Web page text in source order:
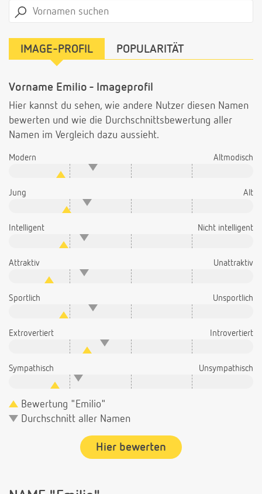
IMAGE-PROFIL POPULARITÄT
Vorname Emilio - Imageprofil
Hier kannst du sehen, wie andere Nutzer diesen Namen
bewerten und wie die Durchschnittsbewertung aller
Namen im Vergleich dazu aussieht.
Modern Altmodisch
Jung Alt
Intelligent Nicht intelligent
Attraktiv Unattraktiv
Sportlich Unsportlich
Extrovertiert Introvertiert
Sympathisch Unsympathisch
Bewertung "Emilio"
Durchschnitt aller Namen
Hier bewerten